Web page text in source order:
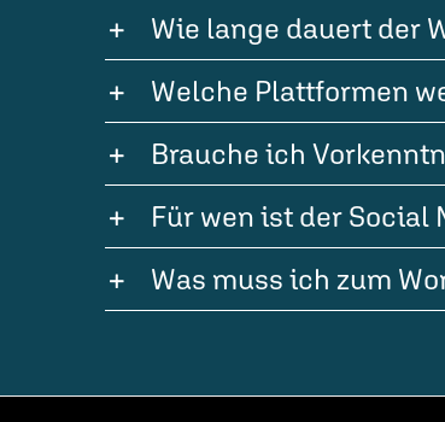
Wie lange dauert der
Welche Plattformen
Brauche ich
Für wen ist der Social
Was muss ich zum